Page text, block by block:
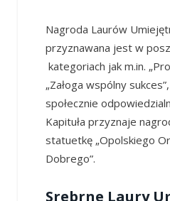
Nagroda Laurów
przyznawana jest w
kategoriach jak m.in.
„Załoga wspólny
społecznie
Kapituła przyznaje
statuetkę „Opolskiego
Dobrego”.
Srebrne Laury